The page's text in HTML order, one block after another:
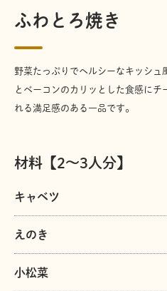
ふわとろ焼き
野菜たっぷりでヘルシーなキッシ
とベーコンのカリッとした食感に
れる満足感のある一品です。
材料【2～3人分】
キャベツ
えのき
小松菜